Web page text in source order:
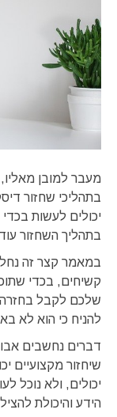
מעבר למובן
בתהליכי שחזור
יכולים לעשות
בתהליך השחזור
במאמר קצר זה
קשיחים, בכדי
שלכם לקבל
להניח כי הוא לא
דברים נחשבים
שיחזור מקצועיים
יכולים, ולא נוכל
הידע והיכולת